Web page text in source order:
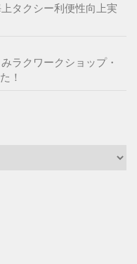
タクシー利便性向上実
ラクワークショップ・
！